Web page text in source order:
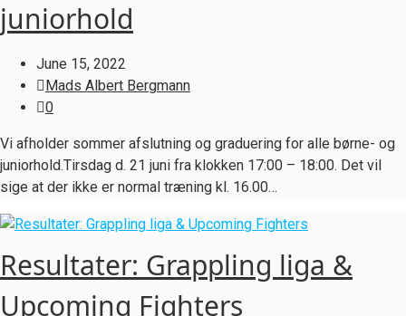
juniorhold
June 15, 2022
Mads Albert Bergmann
0
Vi afholder sommer afslutning og graduering for alle børne- og
juniorhold.Tirsdag d. 21 juni fra klokken 17:00 – 18:00. Det vil
sige at der ikke er normal træning kl. 16.00…
Resultater: Grappling liga &
Upcoming Fighters